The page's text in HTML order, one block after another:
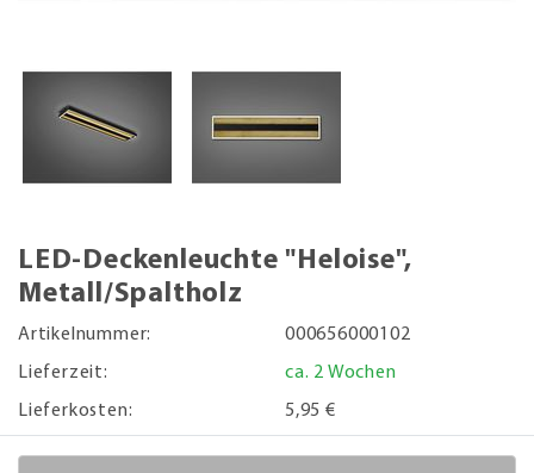
LED-Deckenleuchte "Heloise",
Metall/Spaltholz
Artikelnummer:
000656000102
Lieferzeit:
ca. 2 Wochen
Lieferkosten:
5,95 €